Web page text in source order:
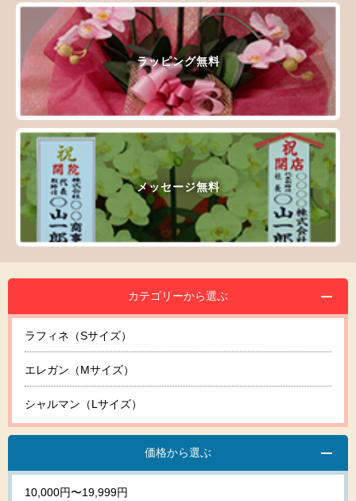
ラッピング無料
メッセージ無料
カテゴリーから選ぶ
ラフィネ（Sサイズ）
エレガン（Mサイズ）
シャルマン（Lサイズ）
価格から選ぶ
10,000円〜19,999円